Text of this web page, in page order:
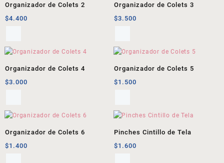
Organizador de Colets 2
$4.400
Organizador de Colets 3
$3.500
Organizador de Colets 4
$3.000
Organizador de Colets 5
$1.500
Organizador de Colets 6
$1.400
Pinches Cintillo de Tela
$1.600